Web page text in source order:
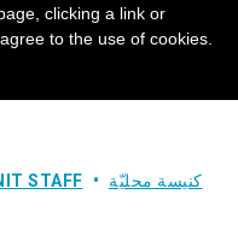
STAFF كنيسة محليّة
clicking a link or
to the use of cookies.